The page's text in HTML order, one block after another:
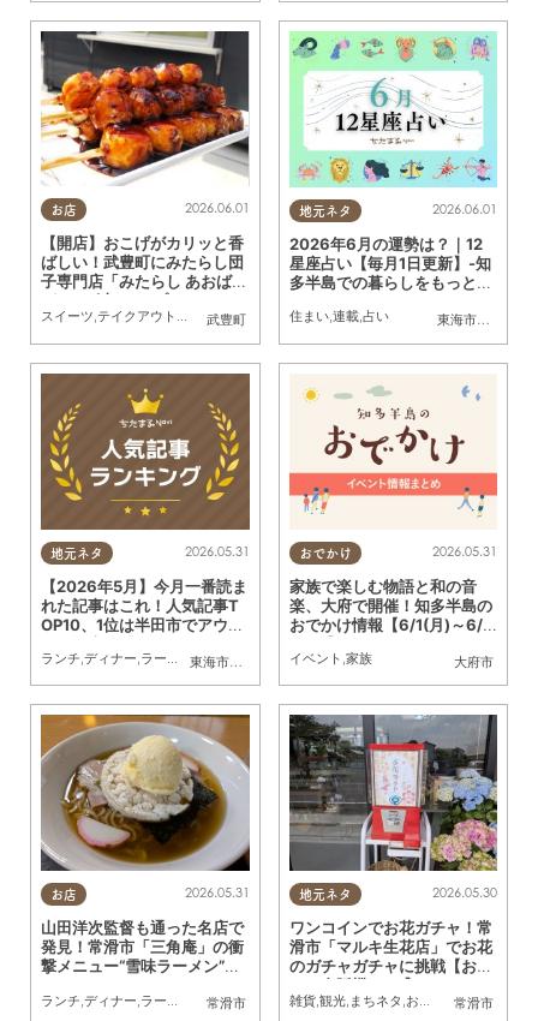
お店
武豊町
2026.06.01
【開店】おこげがカリッと香
ばしい！武豊町にみたらし団
子専門店「みたらし あおば」
が5/30(土)オープン
スイーツ テイクアウト ,専門店 家族, おひとりさま
地元ネタ
東海市大府市
2026.06.01
2026年6月の運勢は？｜12
星座占い【毎月1日更新】-知
多半島での暮らしをもっとH
住まい,連載,占い
地元ネタ
東海市
, 大府市 知多市,東浦町,阿久比町 半田市,常滑市
2026.05.31
【2026年5月】今月一番読ま
れた記事はこれ！人気記事T
OP10、1位は半田市でアウト
（スケッチャーズ）」がオー
プン予定
ランチ,ディナー,ラーメン ,パン,カフェ スイーツ,開店,観光
おでかけ
大府市
2026.05.31
家族で楽しむ物語と和の音
楽、大府で開催！知多半島の
おでかけ情報【6/1(月)～6/1
イベント ,家族
お店
常滑市
2026.05.31
山田洋次監督も通った名店で
発見！常滑市「三角庵」の衝
撃メニュー“雪味ラーメン”と
ランチ,ディナー,ラーメン 行ってみたレポ ,家族,カップル,おひとりさま,友人
地元ネタ
常滑市
2026.05.30
ワンコインでお花ガチャ！常
滑市「マルキ生花店」でお花
のガチャガチャに挑戦【おも
しろ自販機＃59】
雑貨,観光, まちネタ ,おもしろ自販機